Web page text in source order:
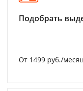
Подобрать
От 1499 руб./месяц